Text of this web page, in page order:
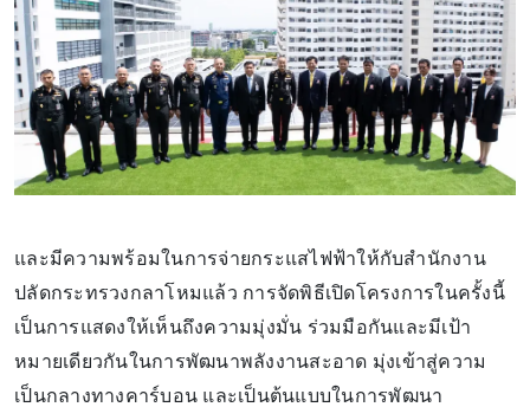
และมีความพร้อมในการจ่ายกระแสไฟฟ้าให้กับสำนักงาน
ปลัดกระทรวงกลาโหมแล้ว การจัดพิธีเปิดโครงการในครั้งนี้
เป็นการแสดงให้เห็นถึงความมุ่งมั่น ร่วมมือกันและมีเป้า
หมายเดียวกันในการพัฒนาพลังงานสะอาด มุ่งเข้าสู่ความ
เป็นกลางทางคาร์บอน และเป็นต้นแบบในการพัฒนา